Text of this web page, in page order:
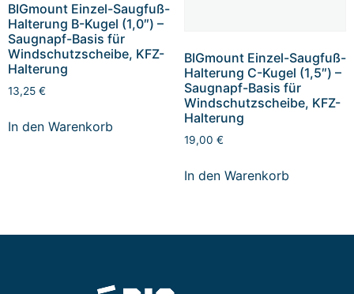
BIGmount Einzel-Saugfuß-
Halterung B-Kugel (1,0″) –
Saugnapf-Basis für
Windschutzscheibe, KFZ-
Halterung
13,25 €
In den Warenkorb
BIGmount Einzel-Saugfuß-
Halterung C-Kugel (1,5″) –
Saugnapf-Basis für
Windschutzscheibe, KFZ-
Halterung
19,00 €
In den Warenkorb